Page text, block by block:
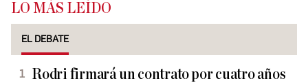
LO MÁS LEÍDO
EL DEBATE
Rodri firmará un contrato por cuatro años